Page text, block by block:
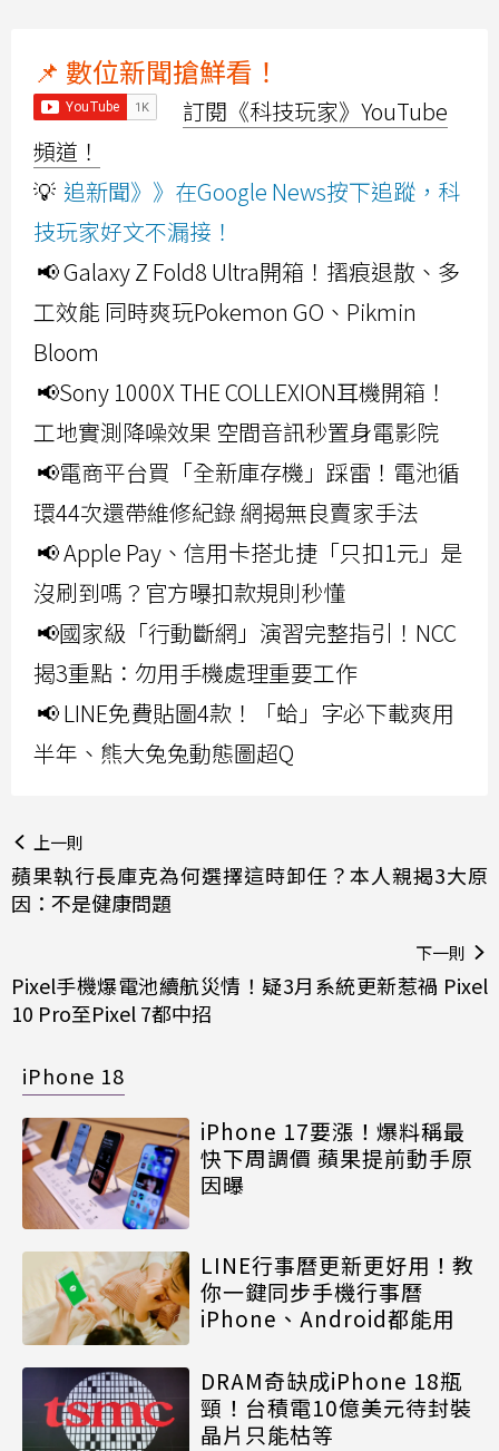
📌 數位新聞搶鮮看！
訂閱《科技玩家》YouTube
頻道！
💡 追新聞》》在Google News按下追蹤，科
技玩家好文不漏接！
📢 Galaxy Z Fold8 Ultra開箱！摺痕退散、多
工效能 同時爽玩Pokemon GO、Pikmin
Bloom
📢Sony 1000X THE COLLEXION耳機開箱！
工地實測降噪效果 空間音訊秒置身電影院
📢電商平台買「全新庫存機」踩雷！電池循
環44次還帶維修紀錄 網揭無良賣家手法
📢 Apple Pay、信用卡搭北捷「只扣1元」是
沒刷到嗎？官方曝扣款規則秒懂
📢國家級「行動斷網」演習完整指引！NCC
揭3重點：勿用手機處理重要工作
📢 LINE免費貼圖4款！「蛤」字必下載爽用
半年、熊大兔兔動態圖超Q
上一則
蘋果執行長庫克為何選擇這時卸任？本人親揭3大原
因：不是健康問題
下一則
Pixel手機爆電池續航災情！疑3月系統更新惹禍 Pixel
10 Pro至Pixel 7都中招
iPhone 18
iPhone 17要漲！爆料稱最
快下周調價 蘋果提前動手原
因曝
LINE行事曆更新更好用！教
你一鍵同步手機行事曆
iPhone、Android都能用
DRAM奇缺成iPhone 18瓶
頸！台積電10億美元待封裝
晶片只能枯等